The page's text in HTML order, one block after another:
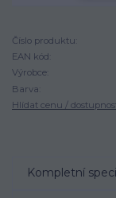
Číslo produktu:
EAN kód:
Výrobce:
Barva:
Hlídat cenu /
Kompletní